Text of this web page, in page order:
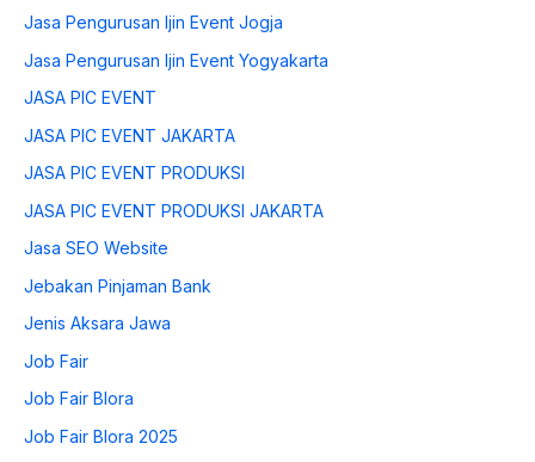
Jasa Pengurusan Ijin Event Jogja
Jasa Pengurusan Ijin Event Yogyakarta
JASA PIC EVENT
JASA PIC EVENT JAKARTA
JASA PIC EVENT PRODUKSI
JASA PIC EVENT PRODUKSI JAKARTA
Jasa SEO Website
Jebakan Pinjaman Bank
Jenis Aksara Jawa
Job Fair
Job Fair Blora
Job Fair Blora 2025